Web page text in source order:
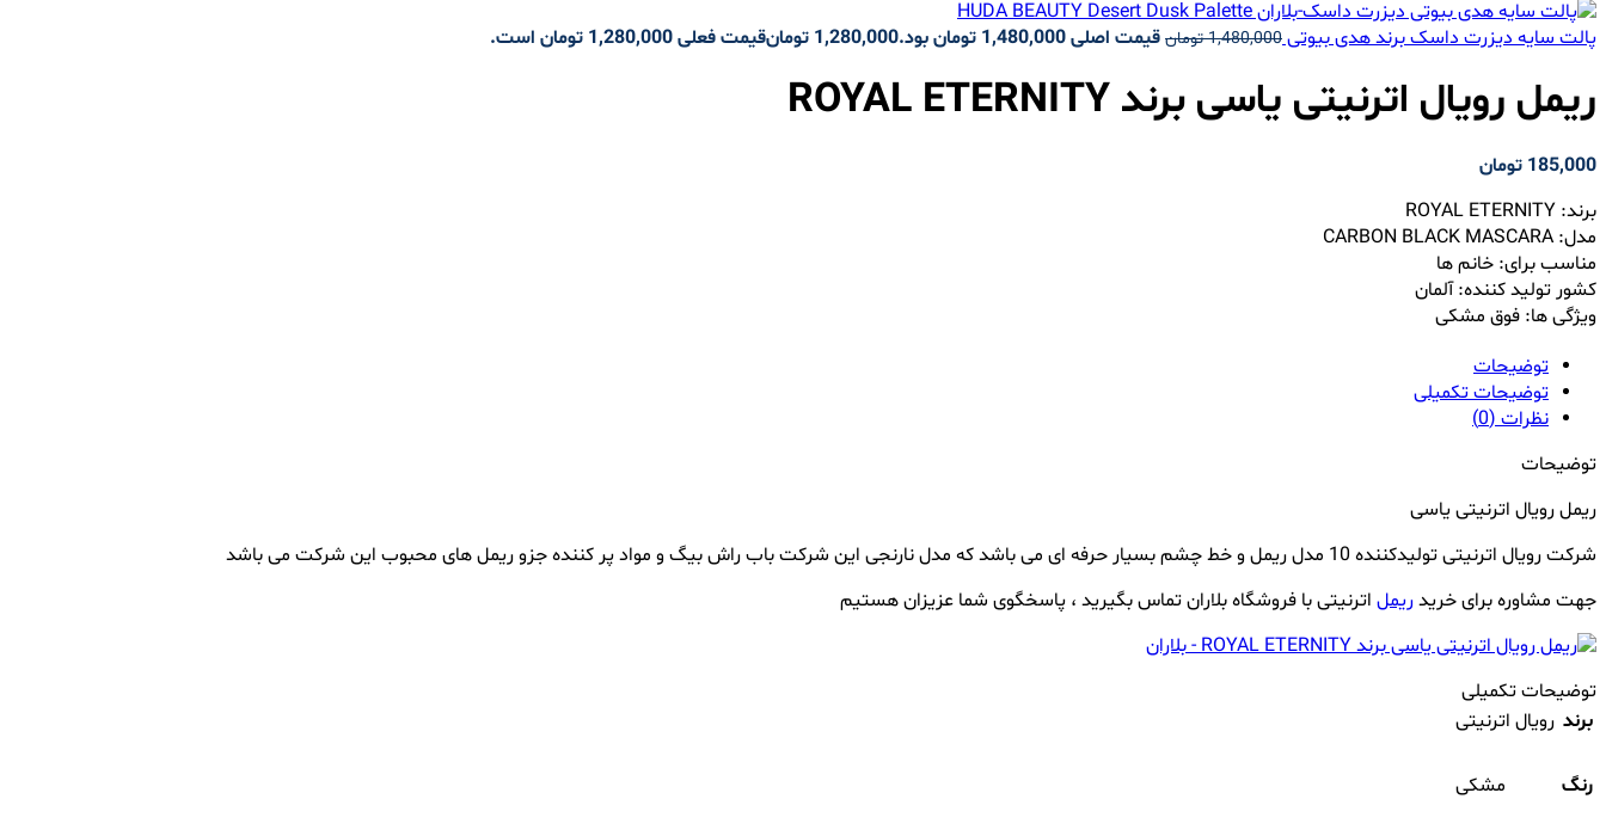
پالت سایه دیزرت داسک برند هدی بیوتی1,480,000 تومان قیمت اصلی 1,480,000 تومان بود. 1,280,000 تومانقیمت فعلی 1,280,000 تومان است.
ریمل رویال اترنیتی یاسی برند ROYAL ETERNITY
185,000 تومان
برند: ROYAL ETERNITY
مدل: CARBON BLACK MASCARA
مناسب برای: خانم ها
کشور تولید کننده: آلمان
ویژگی ها: فوق مشکی
توضیحات
توضیحات تکمیلی
نظرات (0)
توضیحات
ریمل رویال اترنیتی یاسی
شرکت رویال اترنیتی تولیدکننده 10 مدل ریمل و خط چشم بسیار حرفه ای می باشد که مدل نارنجی این شرکت باب راش بیگ و مواد پر کننده جزو ریمل های محبوب این شرکت می باشد
جهت مشاوره برای خریدریمل اترنیتی با فروشگاه بلاران تماس بگیرید ، پاسخگوی شما عزیزان هستیم
توضیحات تکمیلی
برند رویال اترنیتی
رنگ مشکی